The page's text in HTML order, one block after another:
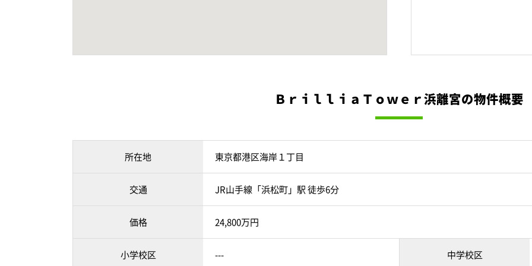
ＢｒｉｌｌｉａＴｏｗｅｒ浜離宮の物件概要
所在地 東京都港区海岸１丁目
交通 JR山手線「浜松町」駅 徒歩6分
価格 24,800万円
小学校区 --- 中学校区